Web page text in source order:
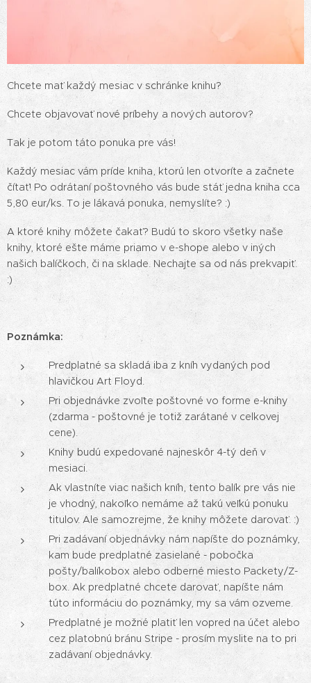
Chcete mať každý mesiac v schránke knihu?
Chcete objavovať nové príbehy a nových autorov?
Tak je potom táto ponuka pre vás!
Každý mesiac vám príde kniha, ktorú len otvoríte a začnete
čítať! Po odrátaní poštovného vás bude stáť jedna kniha cca
5,80 eur/ks. To je lákavá ponuka, nemyslíte? :)
A ktoré knihy môžete čakať? Budú to skoro všetky naše
knihy, ktoré ešte máme priamo v e-shope alebo v iných
našich balíčkoch, či na sklade. Nechajte sa od nás prekvapiť.
:)
Poznámka:
Predplatné sa skladá iba z kníh vydaných pod
hlavičkou Art Floyd.
Pri objednávke zvoľte poštovné vo forme e-knihy
(zdarma - poštovné je totiž zarátané v celkovej
cene).
Knihy budú expedované najneskôr 4-tý deň v
mesiaci.
Ak vlastníte viac našich kníh, tento balík pre vás nie
je vhodný, nakoľko nemáme až takú veľkú ponuku
titulov. Ale samozrejme, že knihy môžete darovať. :)
Pri zadávaní objednávky nám napíšte do poznámky,
kam bude predplatné zasielané - pobočka
pošty/balíkobox alebo odberné miesto Packety/Z-
box. Ak predplatné chcete darovať, napíšte nám
túto informáciu do poznámky, my sa vám ozveme.
Predplatné je možné platiť len vopred na účet alebo
cez platobnú bránu Stripe - prosím myslite na to pri
zadávaní objednávky.